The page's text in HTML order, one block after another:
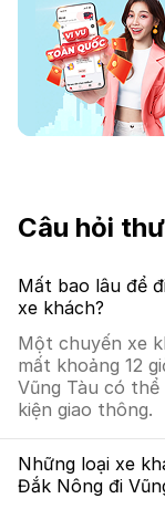
Câu hỏi
Mất bao lâu để
xe khách?
Một chuyến xe
mất khoảng 12
Vũng Tàu có
kiện giao thông.
Những loại xe
Đắk Nông đi